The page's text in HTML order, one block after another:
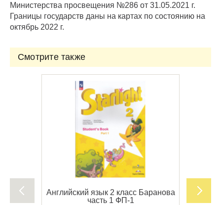
Министерства просвещения №286 от 31.05.2021 г.
Границы государств даны на картах по состоянию на
октябрь 2022 г.
Смотрите также
Английский язык 2 класс Баранова
часть 1 ФП-1